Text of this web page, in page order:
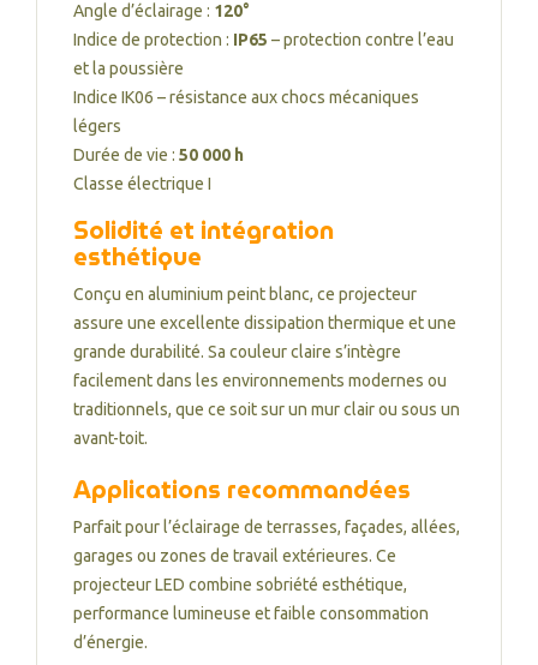
Angle d’éclairage : 120°
Indice de protection : IP65 – protection contre l’eau
et la poussière
Indice IK06 – résistance aux chocs mécaniques
légers
Durée de vie : 50 000 h
Classe électrique I
Solidité et intégration
esthétique
Conçu en aluminium peint blanc, ce projecteur
assure une excellente dissipation thermique et une
grande durabilité. Sa couleur claire s’intègre
facilement dans les environnements modernes ou
traditionnels, que ce soit sur un mur clair ou sous un
avant-toit.
Applications recommandées
Parfait pour l’éclairage de terrasses, façades, allées,
garages ou zones de travail extérieures. Ce
projecteur LED combine sobriété esthétique,
performance lumineuse et faible consommation
d’énergie.